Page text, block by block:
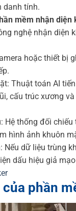
danh tính.
mềm nhận diện
nghệ nhận diện
hoặc thiết bị
Thuật toán AI
cấu trúc xương
Hệ thống đối
hình ảnh khuôn
Nếu dữ liệu trùng
dấu hiệu giả
phần